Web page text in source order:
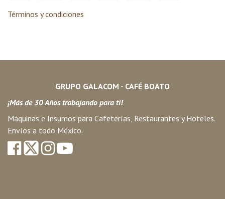
Términos y condiciones
GRUPO GALACOM - CAFÉ BOATO
¡Más de 30 Años trabajando para ti!
Máquinas e Insumos para Cafeterías, Restaurantes y Hoteles.
Envíos a todo México.